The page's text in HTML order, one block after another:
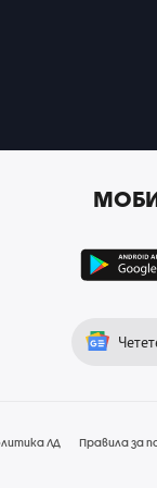
ЛД Правила за